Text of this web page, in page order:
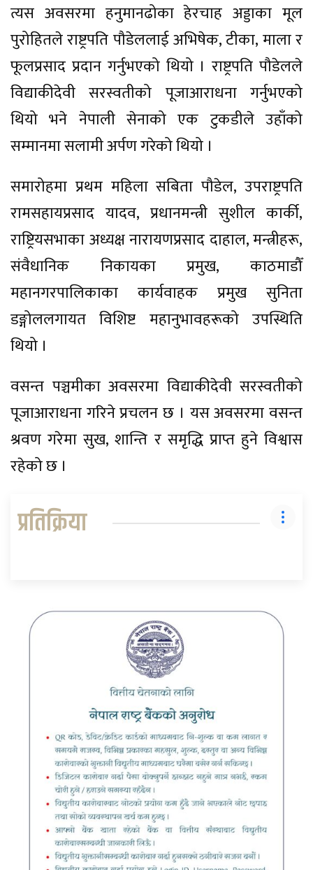
त्यस अवसरमा हनुमानढोका हेरचाह अड्डाका मूल
पुरोहितले राष्ट्रपति पौडेललाई अभिषेक, टीका, माला र
फूलप्रसाद प्रदान गर्नुभएको थियो । राष्ट्रपति पौडेलले
विद्याकीदेवी सरस्वतीको पूजाआराधना गर्नुभएको
थियो भने नेपाली सेनाको एक टुकडीले उहाँको
सम्मानमा सलामी अर्पण गरेको थियो ।
समारोहमा प्रथम महिला सबिता पौडेल, उपराष्ट्रपति
रामसहायप्रसाद यादव, प्रधानमन्त्री सुशील कार्की,
राष्ट्रियसभाका अध्यक्ष नारायणप्रसाद दाहाल, मन्त्रीहरू,
संवैधानिक निकायका प्रमुख, काठमाडौँ
महानगरपालिकाका कार्यवाहक प्रमुख सुनिता
डङ्गोललगायत विशिष्ट महानुभावहरूको उपस्थिति
थियो ।
वसन्त पञ्चमीका अवसरमा विद्याकीदेवी सरस्वतीको
पूजाआराधना गरिने प्रचलन छ । यस अवसरमा वसन्त
श्रवण गरेमा सुख, शान्ति र समृद्धि प्राप्त हुने विश्वास
रहेको छ ।
प्रतिक्रिया